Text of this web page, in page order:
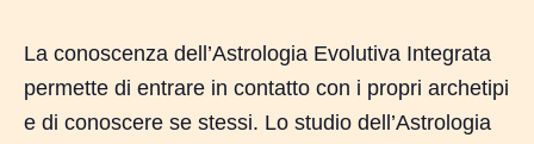
La conoscenza dell’Astrologia Evolutiva Integrata
permette di entrare in contatto con i propri archetipi
e di conoscere se stessi. Lo studio dell’Astrologia